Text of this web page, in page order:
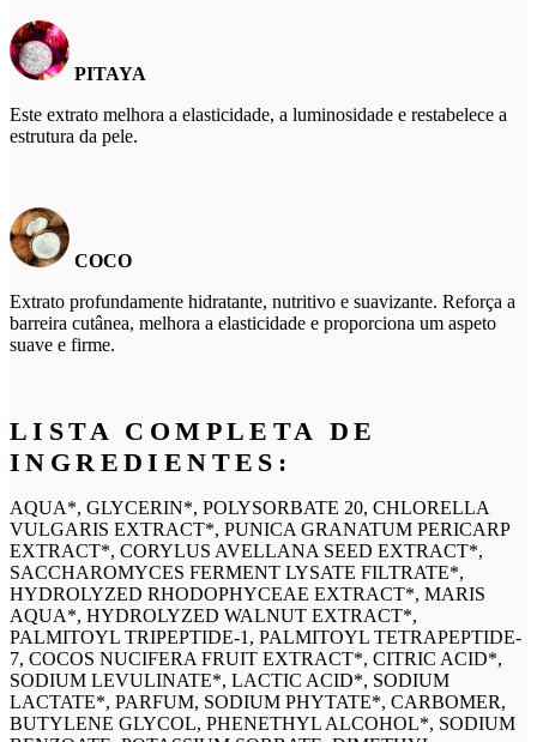
PITAYA
Este extrato melhora a elasticidade, a luminosidade e restabelece a
estrutura da pele.
COCO
Extrato profundamente hidratante, nutritivo e suavizante. Reforça a
barreira cutânea, melhora a elasticidade e proporciona um aspeto
suave e firme.
LISTA COMPLETA DE
INGREDIENTES:
AQUA*, GLYCERIN*, POLYSORBATE 20, CHLORELLA
VULGARIS EXTRACT*, PUNICA GRANATUM PERICARP
EXTRACT*, CORYLUS AVELLANA SEED EXTRACT*,
SACCHAROMYCES FERMENT LYSATE FILTRATE*,
HYDROLYZED RHODOPHYCEAE EXTRACT*, MARIS
AQUA*, HYDROLYZED WALNUT EXTRACT*,
PALMITOYL TRIPEPTIDE-1, PALMITOYL TETRAPEPTIDE-
7, COCOS NUCIFERA FRUIT EXTRACT*, CITRIC ACID*,
SODIUM LEVULINATE*, LACTIC ACID*, SODIUM
LACTATE*, PARFUM, SODIUM PHYTATE*, CARBOMER,
BUTYLENE GLYCOL, PHENETHYL ALCOHOL*, SODIUM